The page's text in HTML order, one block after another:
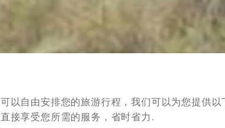
可以自由安排您的旅游行程，我们可以为您提供
直接享受您所需的服务，省时省力.